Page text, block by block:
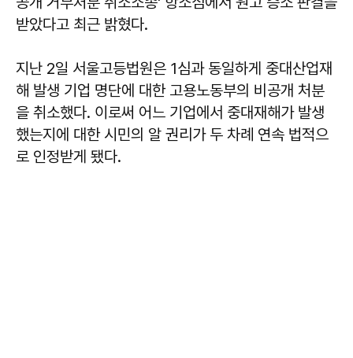
받았다고 최근 밝혔다.
지난 2일 서울고등법원은 1심과 동일하게 중대산업재
해 발생 기업 명단에 대한 고용노동부의 비공개 처분
을 취소했다. 이로써 어느 기업에서 중대재해가 발생
했는지에 대한 시민의 알 권리가 두 차례 연속 법적으
로 인정받게 됐다.